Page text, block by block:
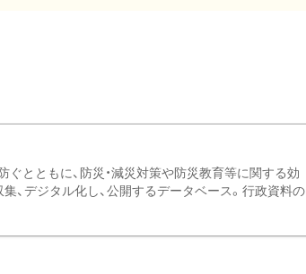
とともに、防災・減災対策や防災教育等に関する効
、デジタル化し、公開するデータベース。行政資料の